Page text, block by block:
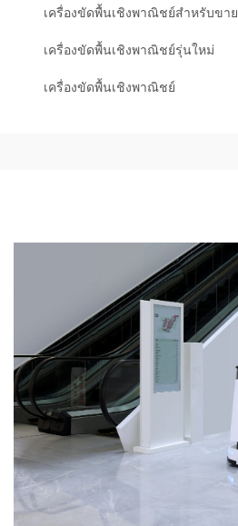
เครื่องขัดพื้นเชิงพาณิชย์สำหรับขาย
เครื่องขัดพื้นเชิงพาณิชย์รุ่นใหม่
เครื่องขัดพื้นเชิงพาณิชย์